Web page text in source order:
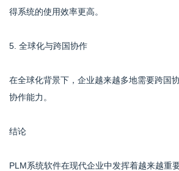
得系统的使用效率更高。
5. 全球化与跨国协作
在全球化背景下，企业越来越多地需要跨国
协作能力。
结论
PLM系统软件在现代企业中发挥着越来越重